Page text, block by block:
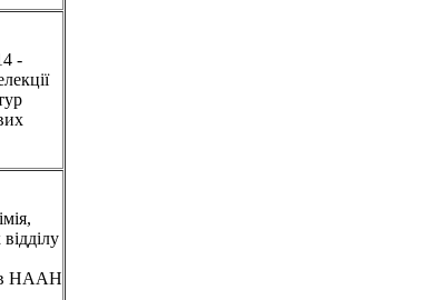
-
НААН